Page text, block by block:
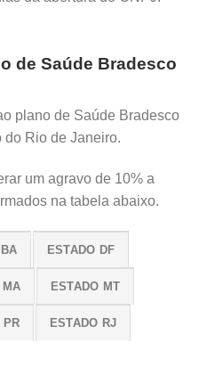
de Saúde Bradesco
plano de Saúde Bradesco
do Rio de Janeiro.
um agravo de 10% a
na tabela abaixo.
ESTADO DF
MA ESTADO MT
PR ESTADO RJ